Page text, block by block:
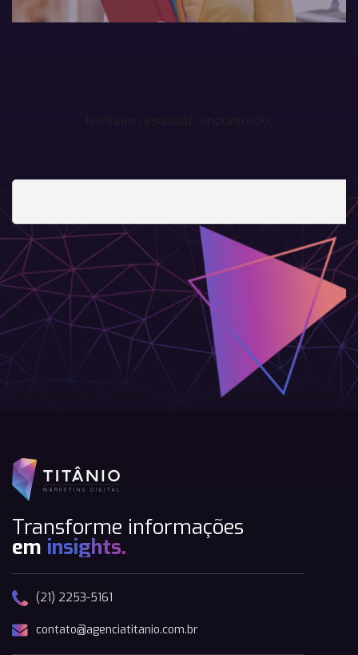
Transforme informações
em insights.
(21) 2253-5161
contato@agenciatitanio.com.br